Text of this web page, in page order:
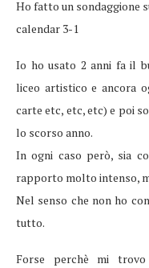
Ho fatto un sondaggione
calendar 3-1
Io ho usato 2 anni fa il
liceo artistico e ancora
carte etc, etc, etc) e poi
lo scorso anno.
In ogni caso però, sia
rapporto molto intenso,
Nel senso che non ho
tutto.
Forse perchè mi